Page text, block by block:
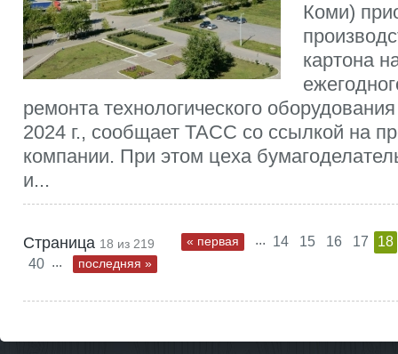
Коми)
картона
ремонта технологического
2024 г., сообщает ТАСС со ссылкой на
компании. При этом цеха
и...
Страница 18 из 219 « первая ... 14 15 16 17
18
40 ... последняя »